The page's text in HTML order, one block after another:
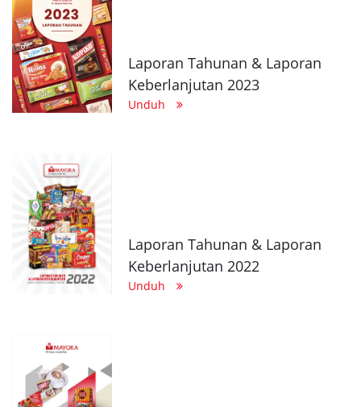
Laporan Tahunan & Laporan
Keberlanjutan 2023
Unduh
Laporan Tahunan & Laporan
Keberlanjutan 2022
Unduh